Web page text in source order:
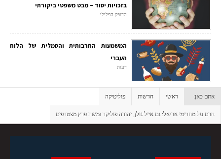
בזכויות יסוד – מבט משפטי ביקורתי
הדופק הפלילי
המשמעות התרבותית והסמלית של הלוח
העברי
דעות
אתם כאן: ראשי חדשות פוליטיקה
חרם על מחרימי אריאל: גם אייל גולן, יהודה פוליקר ומשה פרץ מצטרפים